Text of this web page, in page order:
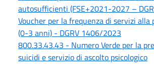
autosufficienti (FSE+2021-2027 –
Voucher per la frequenza di servizi
(0-3 anni) - DGRV 1406/2023
800.33.43.43 - Numero Verde per la
suicidi e servizio di ascolto psicologico